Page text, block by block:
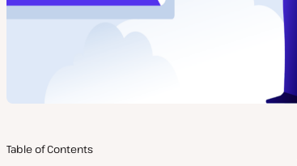
Table of Contents